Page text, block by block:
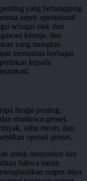
yang bertanggung
aspek operasional
sebagai otak dari
kinerja, dan
yang mungkin
memantau berbagai
kepada
fungsi penting.
shutdown genset.
suhu mesin, dan
operasi genset.
untuk memonitor dan
bahwa mesin
output daya